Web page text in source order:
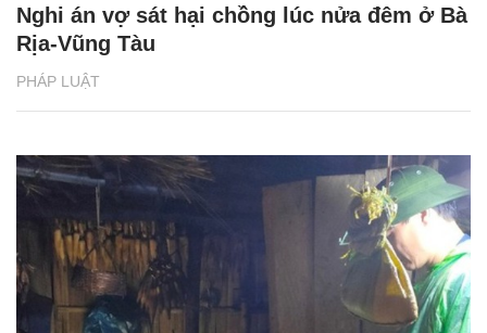
PHÁP LUẬT
Nghi án vợ sát hại chồng lúc nửa đêm ở Bà
Rịa-Vũng Tàu